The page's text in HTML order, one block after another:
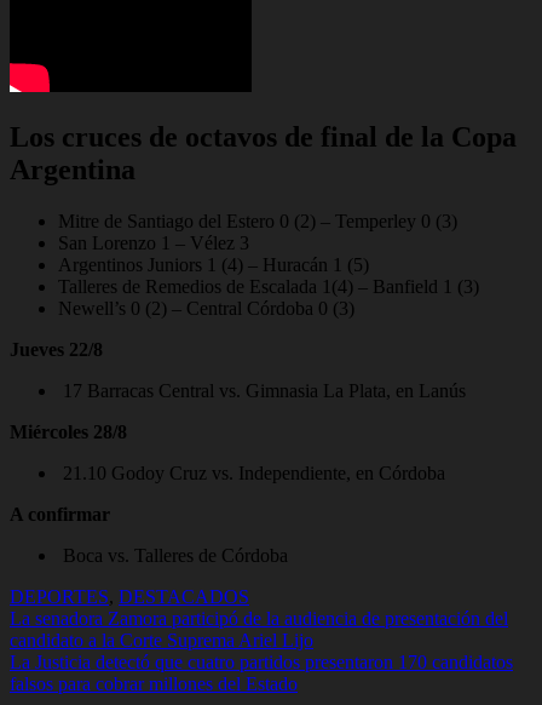
Los cruces de octavos de final de la Copa
Argentina
Mitre de Santiago del Estero 0 (2) – Temperley 0 (3)
San Lorenzo 1 – Vélez 3
Argentinos Juniors 1 (4) – Huracán 1 (5)
Talleres de Remedios de Escalada 1(4) – Banfield 1 (3)
Newell’s 0 (2) – Central Córdoba 0 (3)
Jueves 22/8
17 Barracas Central vs. Gimnasia La Plata, en Lanús
Miércoles 28/8
21.10 Godoy Cruz vs. Independiente, en Córdoba
A confirmar
Boca vs. Talleres de Córdoba
DEPORTES, DESTACADOS
Navegación
de
entradas
La senadora Zamora participó de la audiencia de presentación del
candidato a la Corte Suprema Ariel Lijo
La Justicia detectó que cuatro partidos presentaron 170 candidatos
falsos para cobrar millones del Estado